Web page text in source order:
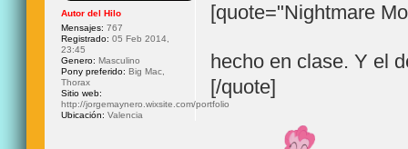
[quote="Nightmare
hecho en clase. Y el
[/quote]
Autor del Hilo
Mensajes: 767
Registrado: 05 Feb 2014,
23:45
Genero: Masculino
Pony preferido: Big Mac,
Thorax
Sitio web:
http://jorgemaynero.wixsite.com/portfolio
Ubicación: Valencia